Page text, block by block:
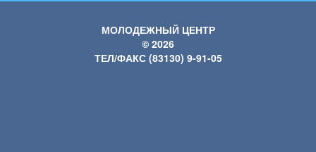
МОЛОДЕЖНЫЙ ЦЕНТР
© 2026
ТЕЛ/ФАКС (83130) 9-91-05